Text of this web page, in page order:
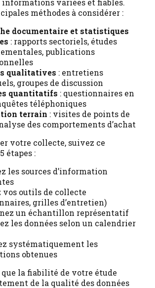
variées et fiables.
méthodes à considérer :
documentaire et statistiques
: rapports sectoriels, études
publications
qualitatives : entretiens
groupes de discussion
quantitatifs : questionnaires en
téléphoniques
terrain : visites de points de
des comportements d’achat
votre collecte, suivez ce
étapes :
les sources d’information
vos outils de collecte
grilles d’entretien)
un échantillon représentatif
les données selon un calendrier
systématiquement les
obtenues
que la fiabilité de votre étude
de la qualité des données